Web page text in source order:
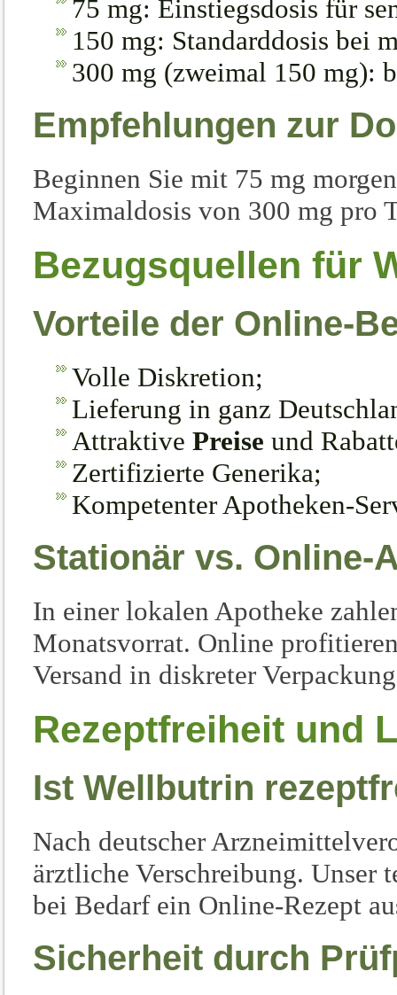
75 mg: Einstiegsdosis für
150 mg: Standarddosis bei
300 mg (zweimal 150 mg):
Empfehlungen zur
Beginnen Sie mit 75 mg
Maximaldosis von 300 mg pro
Bezugsquellen für
Vorteile der Online-
Volle Diskretion;
Lieferung in ganz
Attraktive Preise und
Zertifizierte Generika;
Kompetenter Apotheken-
Stationär vs. Online-
In einer lokalen Apotheke
Monatsvorrat. Online
Versand in diskreter
Rezeptfreiheit und
Ist Wellbutrin
Nach deutscher
ärztliche Verschreibung. Unser
bei Bedarf ein Online-Rezept
Sicherheit durch